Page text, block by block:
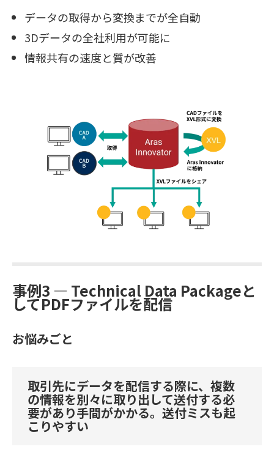
データの取得から変換までが全自動
3Dデータの全社利用が可能に
情報共有の速度と質が改善
事例3 ― Technical Data Packageと
してPDFファイルを配信
お悩みごと
取引先にデータを配信する際に、複数
の情報を別々に取り出して送付する必
要があり手間がかかる。送付ミスも起
こりやすい